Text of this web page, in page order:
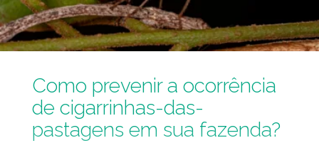
Como prevenir a ocorrência
de cigarrinhas-das-
pastagens em sua fazenda?